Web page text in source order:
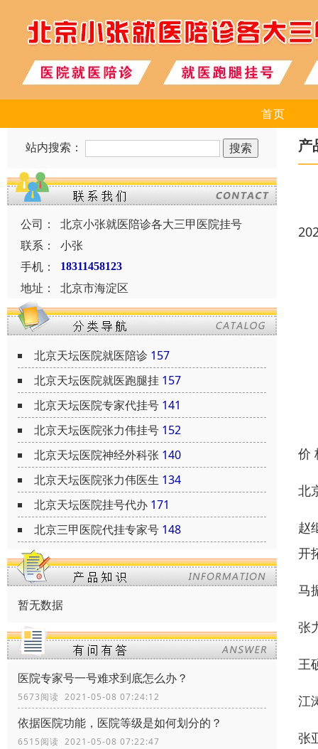
首页
站内搜索：
公司：
北京小张就医陪诊各大三甲医院挂号
联系：
小张
手机：
18311458123
地址： 北京市海淀区
北京天坛医院就医陪诊 157
北京天坛医院就医跑腿挂 157
北京天坛医院专家代挂号 141
北京天坛医院张力伟挂号 152
北京天坛医院神经外科张 140
北京天坛医院张力伟医生 134
北京天坛医院挂号代办 171
北京三甲医院代挂专家号 148
暂无数据
医院专家号一号难求到底怎么办？
5673阅读 2021-05-08 07:24:12
依据医院功能，医院等级是如何划分的？
6515阅读 2021-05-08 07:22:47
产
价
北
赵
开
马
张
王
江
张